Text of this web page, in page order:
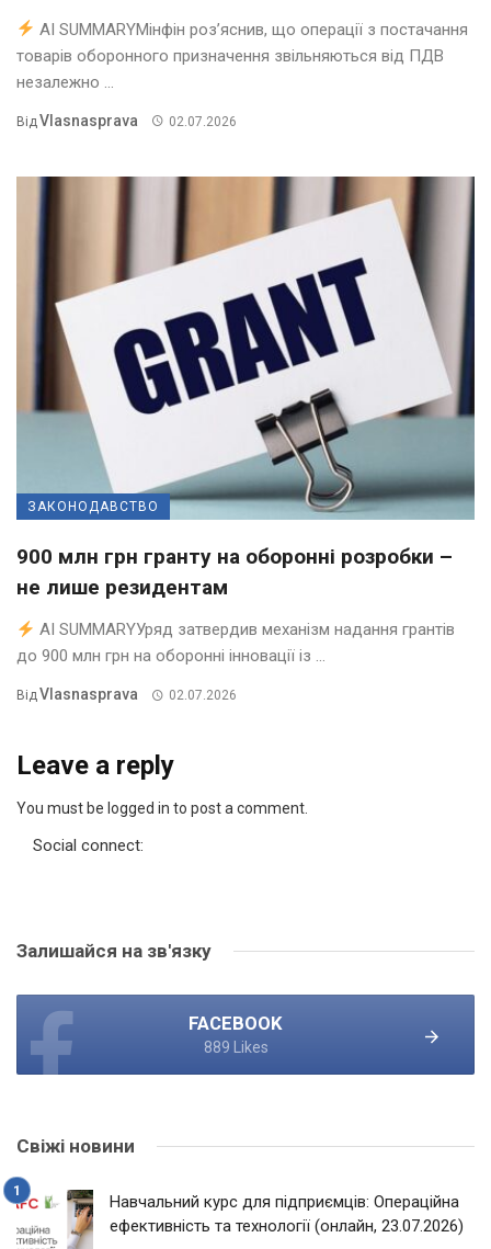
AI SUMMARYМінфін роз’яснив, що операції з постачання
товарів оборонного призначення звільняються від ПДВ
незалежно ...
Від Vlasnasprava 02.07.2026
ЗАКОНОДАВСТВО
900 млн грн гранту на оборонні розробки –
не лише резидентам
AI SUMMARYУряд затвердив механізм надання грантів
до 900 млн грн на оборонні інновації із ...
ВідVlasnasprava 02.07.2026
Leave a reply
You must be logged in to post a comment.
Social connect:
Залишайся на зв'язку
FACEBOOK
889 Likes
Свіжі новини
Навчальний курс для підприємців: Операційна
ефективність та технології (онлайн, 23.07.2026)